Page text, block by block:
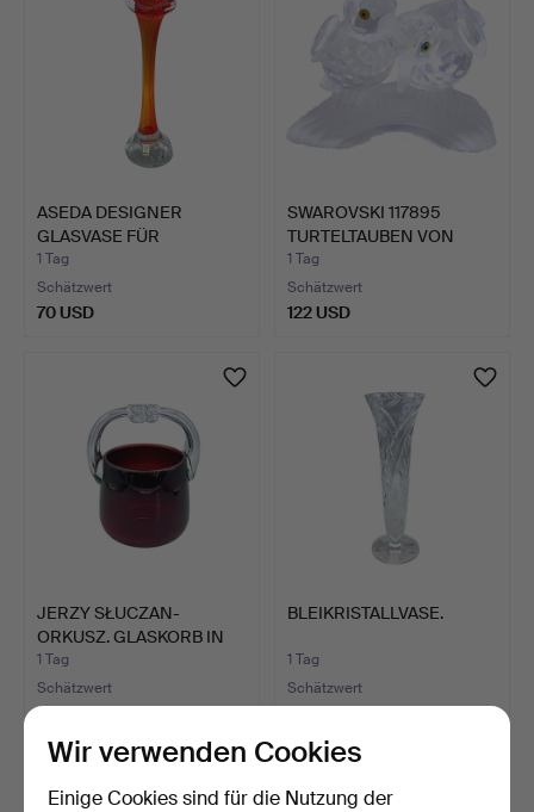
ASEDA DESIGNER
GLASVASE FÜR
ORCHIDEEN, SCH…
1 Tag
Schätzwert
70 USD
SWAROVSKI 117895
TURTELTAUBEN VON
1989.
1 Tag
Schätzwert
122 USD
JERZY SŁUCZAN-
ORKUSZ. GLASKORB IN
RUBINROT…
1 Tag
Schätzwert
81 USD
BLEIKRISTALLVASE.
1 Tag
Schätzwert
64 USD
Wir verwenden Cookies
Einige Cookies sind für die Nutzung der